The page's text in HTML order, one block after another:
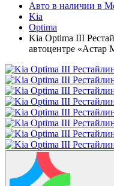
Авто в наличии в
Kia
Optima
Kia Optima III
автоцентре «Астар